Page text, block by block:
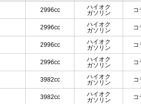
2996cc
ハイオク
ガソリン
コ
2996cc
ハイオク
ガソリン
コ
2996cc
ハイオク
ガソリン
コ
2996cc
ハイオク
ガソリン
コ
3982cc
ハイオク
ガソリン
コ
3982cc
ハイオク
ガソリン
コ